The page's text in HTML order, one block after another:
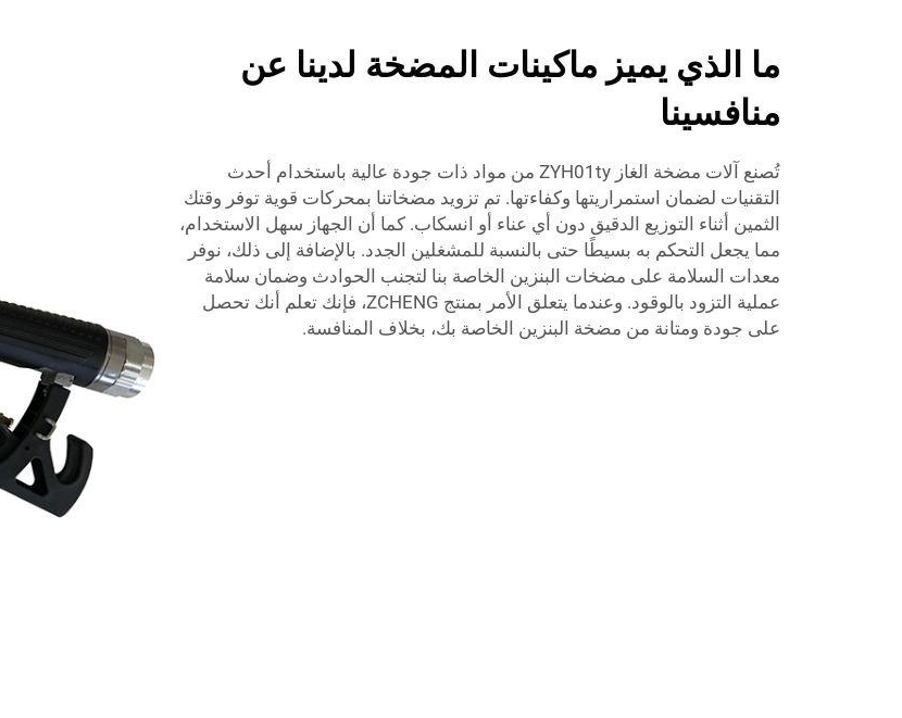
ما الذي يميز ماكينات المضخة لدينا عن
منافسينا
تُصنع آلات مضخة الغاز ZYH01ty من مواد ذات جودة عالية باستخدام أحدث
التقنيات لضمان استمراريتها وكفاءتها. تم تزويد مضخاتنا بمحركات قوية توفر وقتك
الثمين أثناء التوزيع الدقيق دون أي عناء أو انسكاب. كما أن الجهاز سهل الاستخدام،
مما يجعل التحكم به بسيطًا حتى بالنسبة للمشغلين الجدد. بالإضافة إلى ذلك، نوفر
معدات السلامة على مضخات البنزين الخاصة بنا لتجنب الحوادث وضمان سلامة
عملية التزود بالوقود. وعندما يتعلق الأمر بمنتج ZCHENG، فإنك تعلم أنك تحصل
على جودة ومتانة من مضخة البنزين الخاصة بك، بخلاف المنافسة.